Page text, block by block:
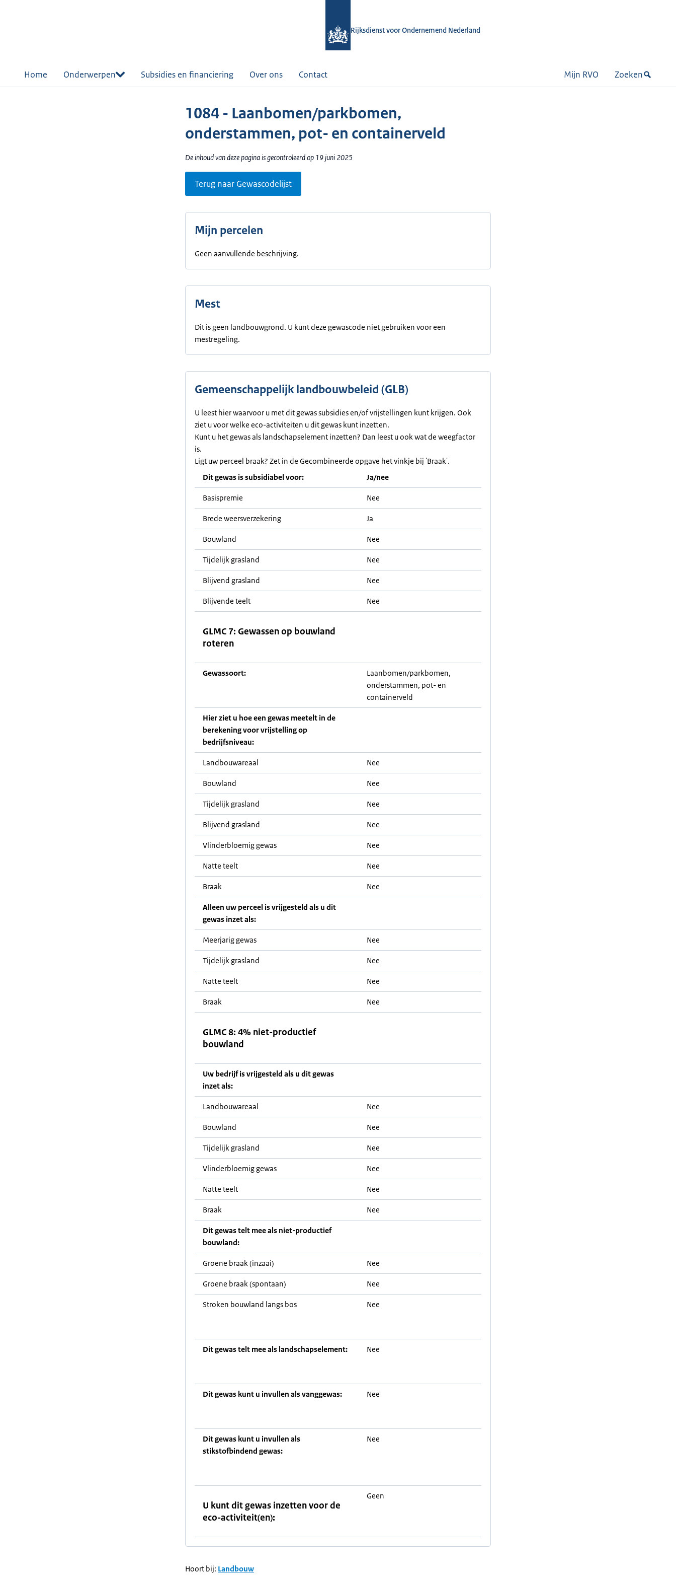
Rijksdienst voor Ondernemend Nederland
Home Onderwerpen Subsidies en financiering Over ons Contact Mijn RVO Zoeken
1084 - Laanbomen/parkbomen,
onderstammen, pot- en containerveld
De inhoud van deze pagina is gecontroleerd op 19 juni 2025
Terug naar Gewascodelijst
Mijn percelen
Geen aanvullende beschrijving.
Mest
Dit is geen landbouwgrond. U kunt deze gewascode niet gebruiken voor een
mestregeling.
Gemeenschappelijk landbouwbeleid (GLB)
U leest hier waarvoor u met dit gewas subsidies en/of vrijstellingen kunt krijgen. Ook
ziet u voor welke eco-activiteiten u dit gewas kunt inzetten.
Kunt u het gewas als landschapselement inzetten? Dan leest u ook wat de weegfactor
is.
Ligt uw perceel braak? Zet in de Gecombineerde opgave het vinkje bij 'Braak'.
Dit gewas is subsidiabel voor:
Ja/nee
Basispremie Nee
Brede weersverzekering Ja
Bouwland Nee
Tijdelijk grasland Nee
Blijvend grasland Nee
Blijvende teelt Nee
GLMC 7: Gewassen op bouwland
roteren
Gewassoort:
Laanbomen/parkbomen,
onderstammen, pot- en
containerveld
Hier ziet u hoe een gewas meetelt in de
berekening voor vrijstelling op
bedrijfsniveau:
Landbouwareaal Nee
Bouwland Nee
Tijdelijk grasland Nee
Blijvend grasland Nee
Vlinderbloemig gewas Nee
Natte teelt Nee
Braak Nee
Alleen uw perceel is vrijgesteld als u dit
gewas inzet als:
Meerjarig gewas Nee
Tijdelijk grasland Nee
Natte teelt Nee
Braak Nee
GLMC 8: 4% niet-productief
bouwland
Uw bedrijf is vrijgesteld als u dit gewas
inzet als:
Landbouwareaal Nee
Bouwland Nee
Tijdelijk grasland Nee
Vlinderbloemig gewas Nee
Natte teelt Nee
Braak Nee
Dit gewas telt mee als niet-productief
bouwland:
Groene braak (inzaai) Nee
Groene braak (spontaan) Nee
Stroken bouwland langs bos Nee
Dit gewas telt mee als landschapselement: Nee
Dit gewas kunt u invullen als vanggewas: Nee
Dit gewas kunt u invullen als
stikstofbindend gewas:
Nee
U kunt dit gewas inzetten voor de
eco-activiteit(en):
Geen
Hoort bij: Landbouw